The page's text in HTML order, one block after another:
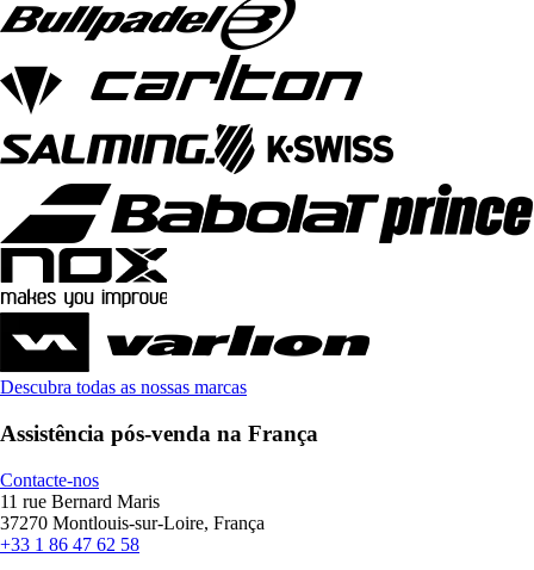
Descubra todas as nossas marcas
Assistência pós-venda na França
Contacte-nos
11 rue Bernard Maris
37270 Montlouis-sur-Loire, França
+33 1 86 47 62 58